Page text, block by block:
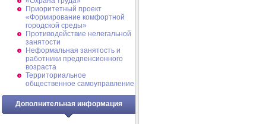
Приоритетный проект
«Формирование комфортной
городской среды»
Противодействие нелегальной
занятости
Неформальная занятость и
работники предпенсионного
возраста
Территориальное
общественное самоуправление
Дополнительная информация